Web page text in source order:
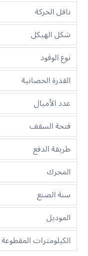
ناقل الحركة
شكل الهيكل
نوع الوقود
القدرة الحصانية
عدد الأميال
فتحة السقف
طريقة الدفع
المحرك
سنة الصنع
الموديل
الكيلومترات المقطوعة